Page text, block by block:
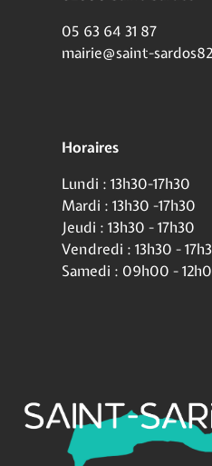
05 63 64 31 87
mairie@saint-
Horaires
Lundi : 13h30-17h30
Mardi : 13h30 -17h30
Jeudi : 13h30 - 17h30
Vendredi : 13h30 -
Samedi : 09h00 -